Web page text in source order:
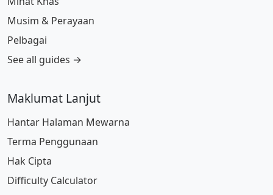
Musim & Perayaan
Pelbagai
See all guides →
Maklumat Lanjut
Hantar Halaman Mewarna
Terma Penggunaan
Hak Cipta
Difficulty Calculator